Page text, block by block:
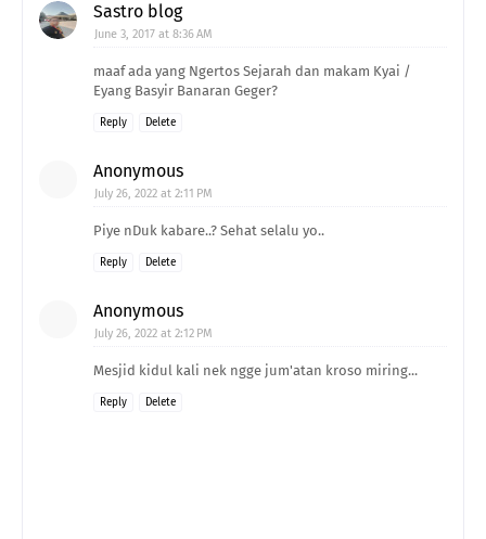
Sastro blog
June 3, 2017 at 8:36 AM
maaf ada yang Ngertos Sejarah dan makam Kyai /
Eyang Basyir Banaran Geger?
Reply Delete
Anonymous
July 26, 2022 at 2:11 PM
Piye nDuk kabare..? Sehat selalu yo..
Reply Delete
Anonymous
July 26, 2022 at 2:12 PM
Mesjid kidul kali nek ngge jum'atan kroso miring...
Reply Delete